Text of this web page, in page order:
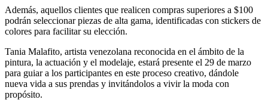
Además, aquellos clientes que realicen compras superiores a $100
podrán seleccionar piezas de alta gama, identificadas con stickers de
colores para facilitar su elección.
Tania Malafito, artista venezolana reconocida en el ámbito de la
pintura, la actuación y el modelaje, estará presente el 29 de marzo
para guiar a los participantes en este proceso creativo, dándole
nueva vida a sus prendas y invitándolos a vivir la moda con
propósito.